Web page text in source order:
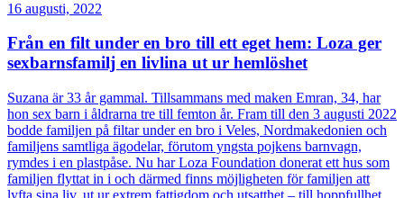
16 augusti, 2022
Från en filt under en bro till ett eget hem: Loza ger
sexbarnsfamilj en livlina ut ur hemlöshet
Suzana är 33 år gammal. Tillsammans med maken Emran, 34, har
hon sex barn i åldrarna tre till femton år. Fram till den 3 augusti 2022
bodde familjen på filtar under en bro i Veles, Nordmakedonien och
familjens samtliga ägodelar, förutom yngsta pojkens barnvagn,
rymdes i en plastpåse. Nu har Loza Foundation donerat ett hus som
familjen flyttat in i och därmed finns möjligheten för familjen att
lyfta sina liv, ut ur extrem fattigdom och utsatthet – till hoppfullhet